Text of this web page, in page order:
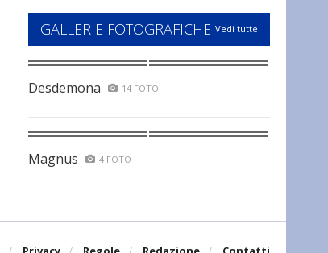
GALLERIE FOTOGRAFICHE Vedi tutte
Desdemona 14 FOTO
Magnus 4 FOTO